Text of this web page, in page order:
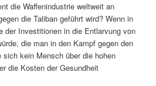
die Waffenindustrie weltweit an
die Taliban geführt wird? Wenn in
der Investitionen in die Entlarvung von
die man in den Kampf gegen den
kein Mensch über die hohen
die Kosten der Gesundheit